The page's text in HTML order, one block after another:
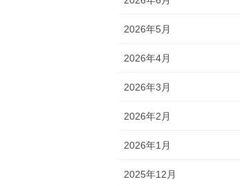
2026年5月
2026年4月
2026年3月
2026年2月
2026年1月
2025年12月